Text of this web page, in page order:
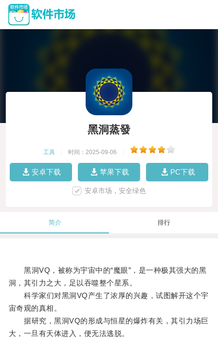
黑洞蒸發
工具 时间：2025-09-06
安卓下载 苹果下载 PC下载
安卓市场，安全绿色
简介 排行
黑洞VQ，被称为宇宙中的“魔眼”，是一种极其强大的黑
洞，其引力之大，足以吞噬整个星系。
科学家们对黑洞VQ产生了浓厚的兴趣，试图解开这个宇
宙奇观的真相。
据研究，黑洞VQ的形成与恒星的爆炸有关，其引力场巨
大，一旦有天体进入，便无法逃脱。